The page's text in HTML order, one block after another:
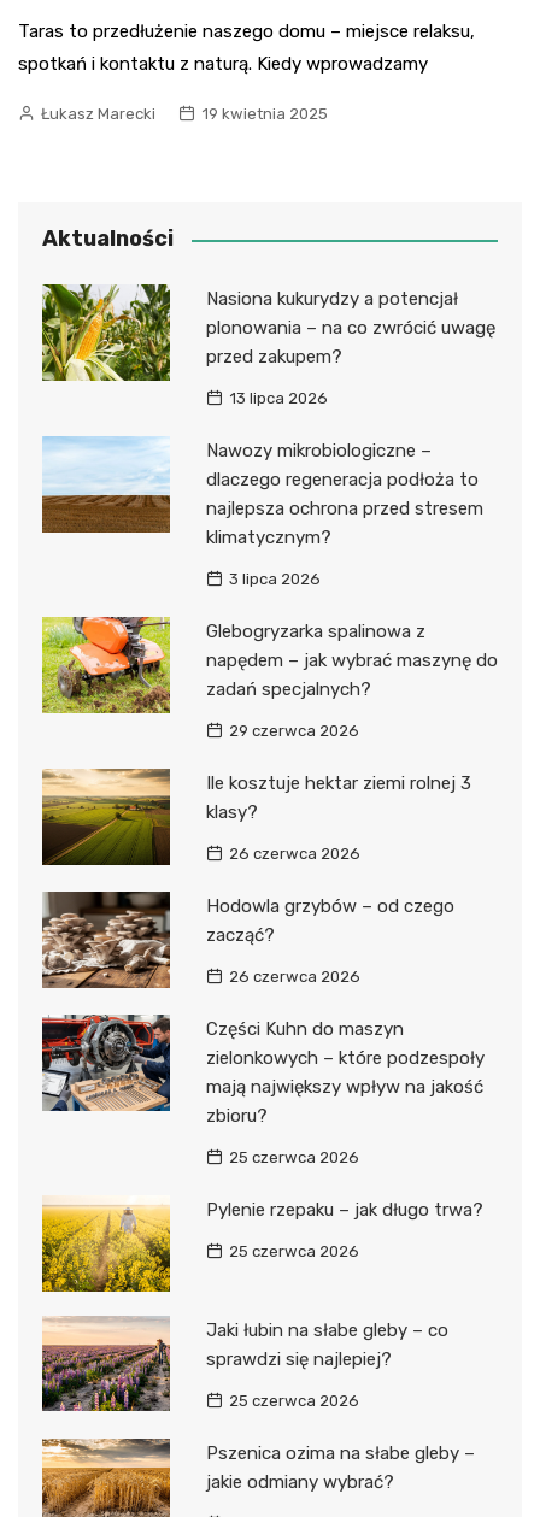
Taras to przedłużenie naszego domu – miejsce relaksu,
spotkań i kontaktu z naturą. Kiedy wprowadzamy
Łukasz Marecki 19 kwietnia 2025
Aktualności
Nasiona kukurydzy a potencjał
plonowania – na co zwrócić uwagę
przed zakupem?
13 lipca 2026
Nawozy mikrobiologiczne –
dlaczego regeneracja podłoża to
najlepsza ochrona przed stresem
klimatycznym?
3 lipca 2026
Glebogryzarka spalinowa z
napędem – jak wybrać maszynę do
zadań specjalnych?
29 czerwca 2026
Ile kosztuje hektar ziemi rolnej 3
klasy?
26 czerwca 2026
Hodowla grzybów – od czego
zacząć?
26 czerwca 2026
Części Kuhn do maszyn
zielonkowych – które podzespoły
mają największy wpływ na jakość
zbioru?
25 czerwca 2026
Pylenie rzepaku – jak długo trwa?
25 czerwca 2026
Jaki łubin na słabe gleby – co
sprawdzi się najlepiej?
25 czerwca 2026
Pszenica ozima na słabe gleby –
jakie odmiany wybrać?